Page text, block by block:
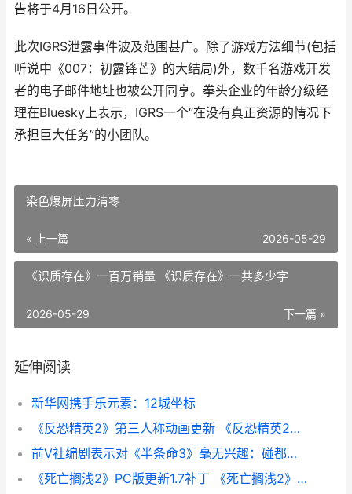
告将于4月16日公开。
此次IGRS泄露事件波及范围甚广。除了游戏方法细节(包括
听说中《007：初露锋芒》的大结局)外，数千名游戏开发
者的电子邮件地址也被公开同享。拳头企业的年龄分级经
理在Bluesky上表示，IGRS一个“在没有真正资源的情况下
承担巨大任务”的小团队。
染色爆屏压力清零
« 上一篇 2026-05-29
《识质存在》一百万销量 《识质存在》一共多少字
下一篇 »
2026-05-29
延伸阅读
新华网携手乐元素：12城坐标
《反恐精英2》第三人称动画更新 《反恐精英2》直接安装游戏
前V社编剧表示对《半条命3》毫无兴趣：碰都不想碰
《死亡搁浅2》PC版更新1.7补丁 《死亡搁浅2》PC修改器